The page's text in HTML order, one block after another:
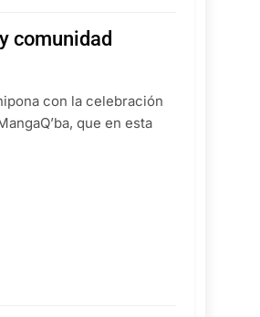
comunidad
con la celebración
que en esta